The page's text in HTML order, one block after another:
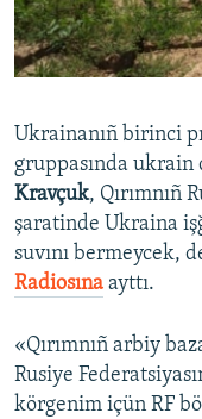
Русский
Українською
RFE/RS bütün
Ukrainanıñ birinci
gruppasında ukrain
Kravçuk, Qırımnıñ
şaratinde Ukraina
suvını bermeycek,
Radiosına ayttı.
«Qırımnıñ arbiy
Rusiye
körgenim içün RF